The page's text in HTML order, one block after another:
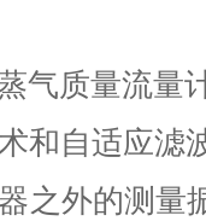
气质量流量
和自适应滤
之外的测量